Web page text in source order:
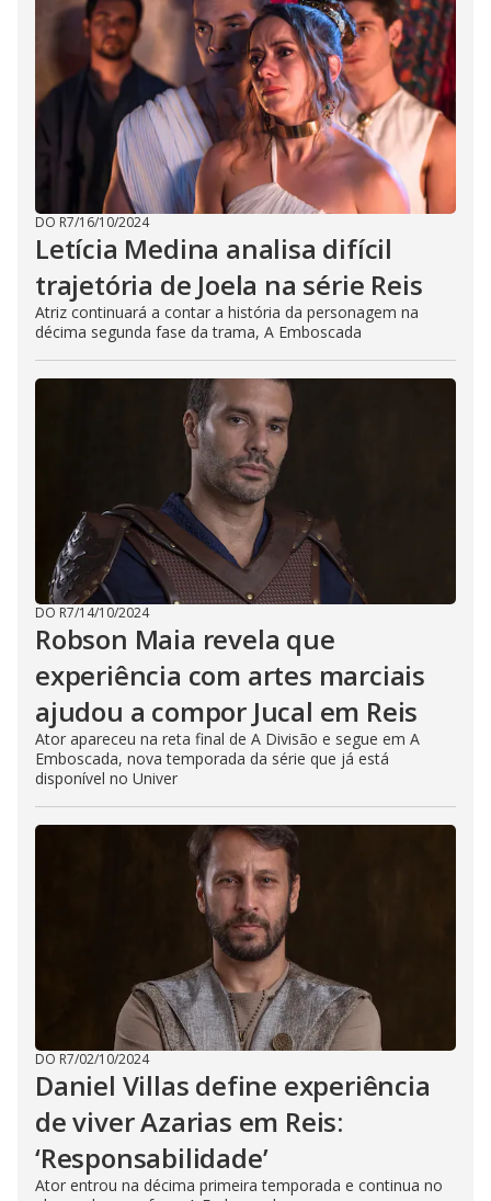
DO R7/16/10/2024
Letícia Medina analisa difícil
trajetória de Joela na série Reis
Atriz continuará a contar a história da personagem na
décima segunda fase da trama, A Emboscada
DO R7/14/10/2024
Robson Maia revela que
experiência com artes marciais
ajudou a compor Jucal em Reis
Ator apareceu na reta final de A Divisão e segue em A
Emboscada, nova temporada da série que já está
disponível no Univer
DO R7/02/10/2024
Daniel Villas define experiência
de viver Azarias em Reis:
‘Responsabilidade’
Ator entrou na décima primeira temporada e continua no